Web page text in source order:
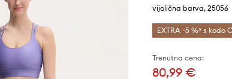
vijolična barva, 25056
EXTRA -5 %* s kodo
Trenutna cena:
80,99 €